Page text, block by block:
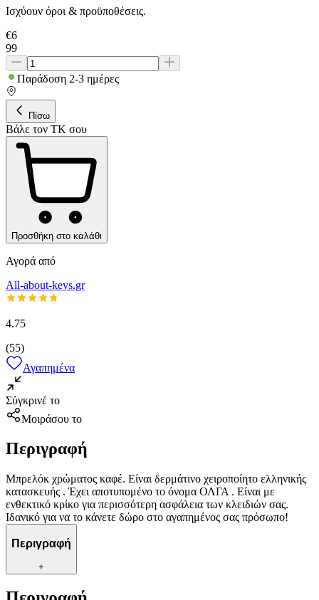
Ισχύουν όροι & προϋποθέσεις.
€6
99
Παράδοση 2-3 ημέρες
Πίσω
Βάλε τον ΤΚ σου
Προσθήκη στο καλάθι
Αγορά από
All-about-keys.gr
4.75
(55)
Αγαπημένα
Σύγκρινέ το
Μοιράσου το
Περιγραφή
Μπρελόκ χρώματος καφέ. Είναι δερμάτινο χειροποίητο ελληνικής
κατασκευής . Έχει αποτυπομένο το όνομα ΟΛΓΑ . Είναι με
ενθεκτικό κρίκο για περισσότερη ασφάλεια των κλειδιών σας.
Ιδανικό για να το κάνετε δώρο στο αγαπημένος σας πρόσωπο!
Περιγραφή
+